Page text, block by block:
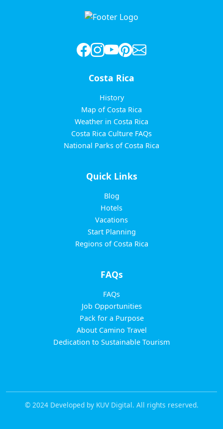
Costa Rica
History
Map of Costa Rica
Weather in Costa Rica
Costa Rica Culture FAQs
National Parks of Costa Rica
Quick Links
Blog
Hotels
Vacations
Start Planning
Regions of Costa Rica
FAQs
FAQs
Job Opportunities
Pack for a Purpose
About Camino Travel
Dedication to Sustainable Tourism
© 2024 Developed by KUV Digital. All rights reserved.